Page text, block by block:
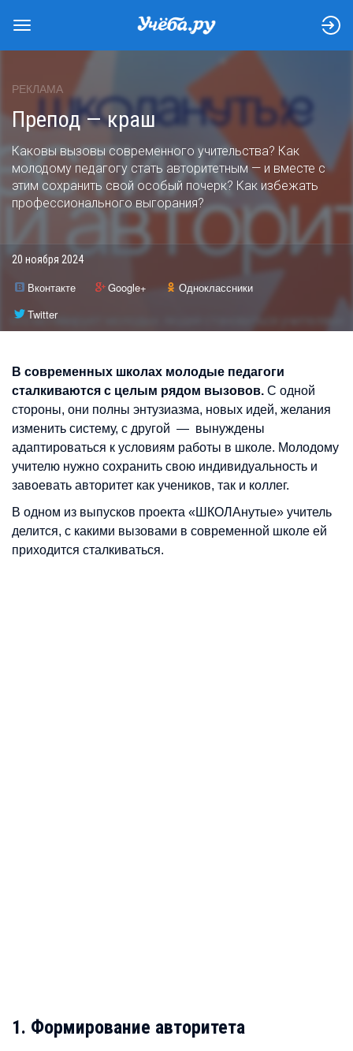
РЕКЛАМА
Препод — краш
Каковы вызовы современного учительства? Как
молодому педагогу стать авторитетным — и вместе с
этим сохранить свой особый почерк? Как избежать
профессионального выгорания?
20 ноября 2024
Вконтакте Google+
Одноклассники
Twitter
В современных школах молодые педагоги
сталкиваются с целым рядом вызовов. С одной
стороны, они полны энтузиазма, новых идей, желания
изменить систему, с другой — вынуждены
адаптироваться к условиям работы в школе. Молодому
учителю нужно сохранить свою индивидуальность и
завоевать авторитет как учеников, так и коллег.
В одном из выпусков проекта «ШКОЛАнутые» учитель
делится, с какими вызовами в современной школе ей
приходится сталкиваться.
1. Формирование авторитета